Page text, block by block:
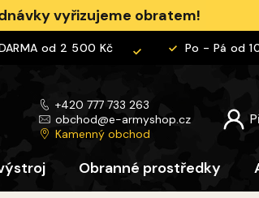
vyřizujeme obratem!
od 2 500 Kč Po - Pá od 10-
+420 777 733 263
obchod@e-armyshop.cz
Kamenný obchod
Obranné prostředky